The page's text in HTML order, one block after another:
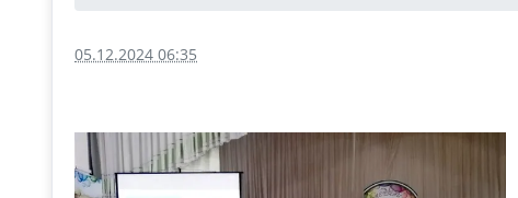
05.12.2024 06:35